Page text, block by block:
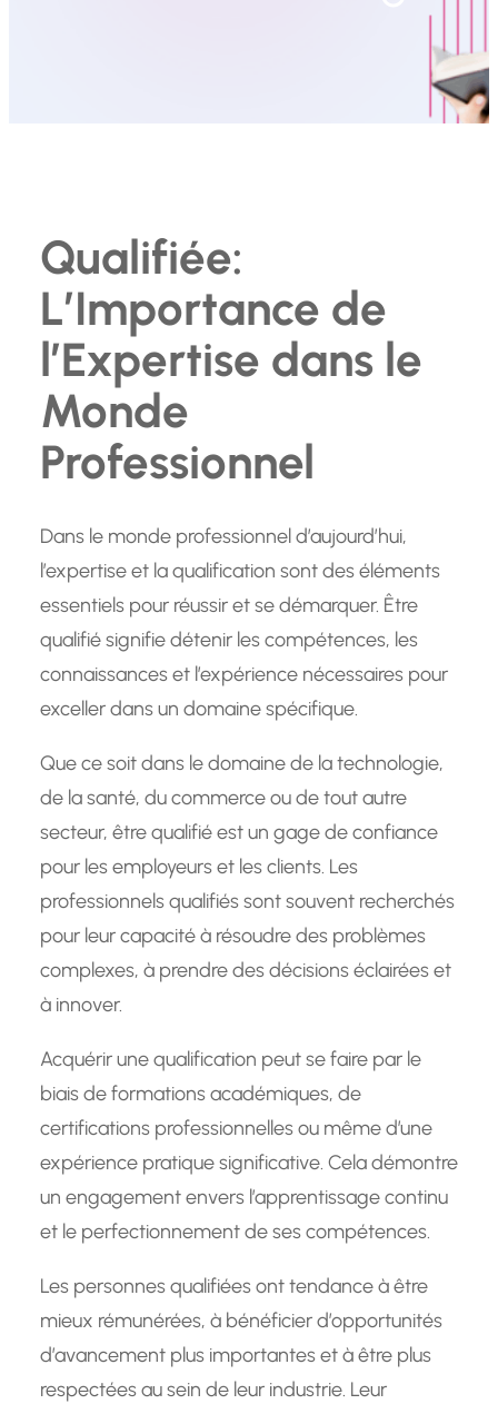
Qualifiée:
L’Importance de
l’Expertise dans le
Monde
Professionnel
Dans le monde professionnel d’aujourd’hui,
l’expertise et la qualification sont des éléments
essentiels pour réussir et se démarquer. Être
qualifié signifie détenir les compétences, les
connaissances et l’expérience nécessaires pour
exceller dans un domaine spécifique.
Que ce soit dans le domaine de la technologie,
de la santé, du commerce ou de tout autre
secteur, être qualifié est un gage de confiance
pour les employeurs et les clients. Les
professionnels qualifiés sont souvent recherchés
pour leur capacité à résoudre des problèmes
complexes, à prendre des décisions éclairées et
à innover.
Acquérir une qualification peut se faire par le
biais de formations académiques, de
certifications professionnelles ou même d’une
expérience pratique significative. Cela démontre
un engagement envers l’apprentissage continu
et le perfectionnement de ses compétences.
Les personnes qualifiées ont tendance à être
mieux rémunérées, à bénéficier d’opportunités
d’avancement plus importantes et à être plus
respectées au sein de leur industrie. Leur